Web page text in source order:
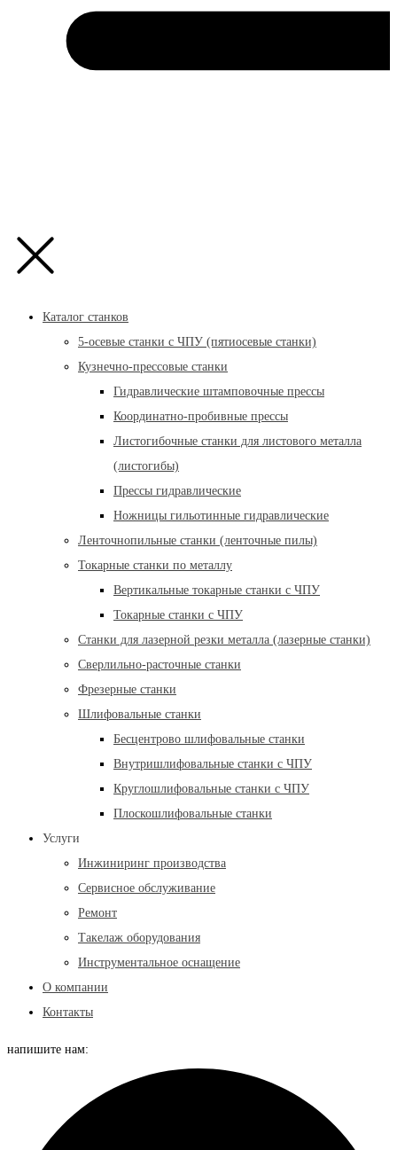
Каталог станков
5-осевые станки с ЧПУ (пятиосевые станки)
Кузнечно-прессовые станки
Гидравлические штамповочные прессы
Координатно-пробивные прессы
Листогибочные станки для листового металла
(листогибы)
Прессы гидравлические
Ножницы гильотинные гидравлические
Ленточнопильные станки (ленточные пилы)
Токарные станки по металлу
Вертикальные токарные станки с ЧПУ
Токарные станки с ЧПУ
Станки для лазерной резки металла (лазерные станки)
Сверлильно-расточные станки
Фрезерные станки
Шлифовальные станки
Бесцентрово шлифовальные станки
Внутришлифовальные станки с ЧПУ
Круглошлифовальные станки с ЧПУ
Плоскошлифовальные станки
Услуги
Инжиниринг производства
Сервисное обслуживание
Ремонт
Такелаж оборудования
Инструментальное оснащение
О компании
Контакты
напишите нам: